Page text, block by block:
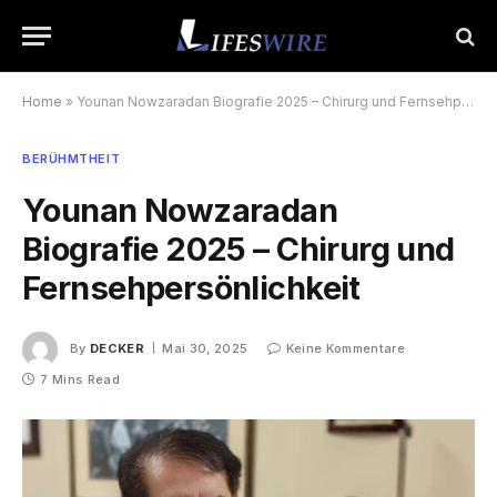
Home » Younan Nowzaradan Biografie 2025 – Chirurg und Fernsehpersönlichkeit
BERÜHMTHEIT
Younan Nowzaradan
Biografie 2025 – Chirurg und
Fernsehpersönlichkeit
By DECKER Mai 30, 2025
Keine Kommentare
7 Mins Read